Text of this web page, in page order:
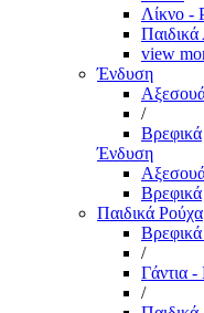
Λίκνο -
view
Ένδυση
/
Βρεφικά
Ένδυση
Βρεφικά
Παιδικά Ρούχα
/
Γάντια
/